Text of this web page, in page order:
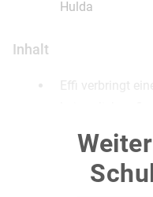
Hulda
Inhalt
Effi verbringt
Die beiden
Zeit zu Zeit die
allerlei